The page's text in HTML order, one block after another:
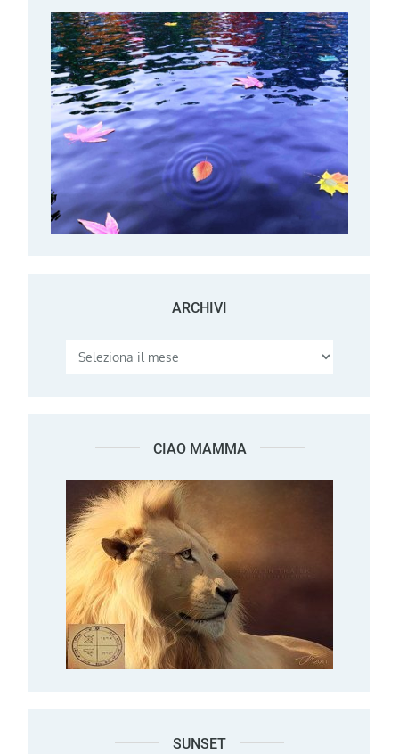
ARCHIVI Archivi
CIAO MAMMA
SUNSET